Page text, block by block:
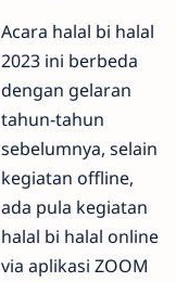
Acara halal bi halal
2023 ini berbeda
dengan gelaran
tahun-tahun
sebelumnya, selain
kegiatan offline,
ada pula kegiatan
halal bi halal online
via aplikasi ZOOM